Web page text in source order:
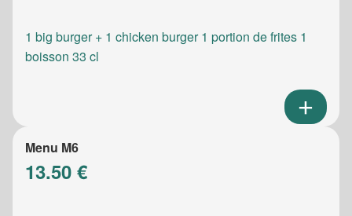
1 big burger + 1 chicken burger 1 portion de frites 1
boisson 33 cl
Menu M6
13.50 €